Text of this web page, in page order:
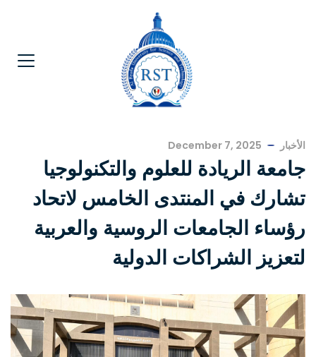
الأخبار December 7, 2025
جامعة الريادة للعلوم والتكنولوجيا
تشارك في المنتدى الخامس لاتحاد
رؤساء الجامعات الروسية والعربية
لتعزيز الشراكات الدولية